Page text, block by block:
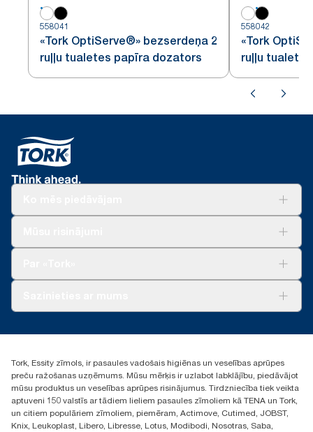
558041
«Tork OptiServe®» bezserdeņa 2
ruļļu tualetes papīra dozators
558042
«Tork
ruļļu
+371 29141799
Atrast izplatītāju
Ulbrokas street 19A
Riga, Latvija
LV-1028
Tork, Essity zīmols, ir pasaules vadošais higiēnas un veselības aprūpes
preču ražošanas uzņēmums. Mūsu mērķis ir uzlabot labklājību, piedāvājot
mūsu produktus un veselības aprūpes risinājumus. Tirdzniecība tiek veikta
aptuveni 150 valstīs ar tādiem lieliem pasaules zīmoliem kā TENA un Tork,
un citiem populāriem zīmoliem, piemēram, Actimove, Cutimed, JOBST,
Knix, Leukoplast, Libero, Libresse, Lotus, Modibodi, Nosotras, Saba,